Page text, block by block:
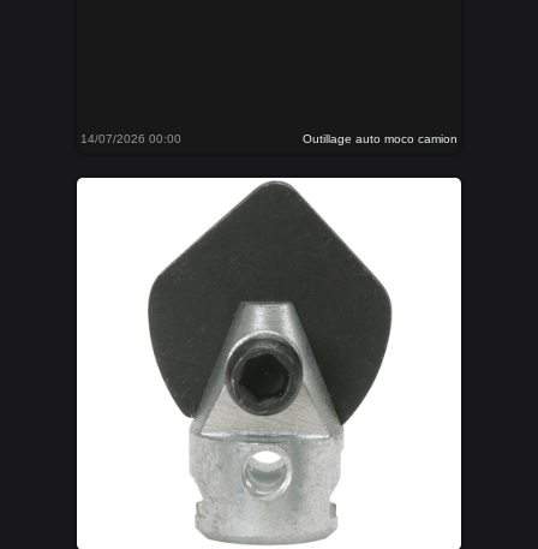
14/07/2026 00:00 Outillage auto moco camion